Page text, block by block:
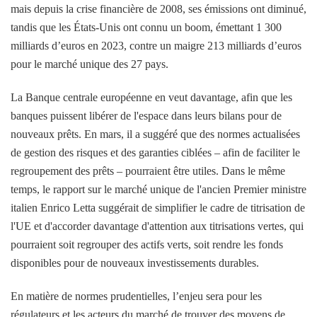
mais depuis la crise financière de 2008, ses émissions ont diminué,
tandis que les États-Unis ont connu un boom, émettant 1 300
milliards d’euros en 2023, contre un maigre 213 milliards d’euros
pour le marché unique des 27 pays.
La Banque centrale européenne en veut davantage, afin que les
banques puissent libérer de l'espace dans leurs bilans pour de
nouveaux prêts. En mars, il a suggéré que des normes actualisées
de gestion des risques et des garanties ciblées – afin de faciliter le
regroupement des prêts – pourraient être utiles. Dans le même
temps, le rapport sur le marché unique de l'ancien Premier ministre
italien Enrico Letta suggérait de simplifier le cadre de titrisation de
l'UE et d'accorder davantage d'attention aux titrisations vertes, qui
pourraient soit regrouper des actifs verts, soit rendre les fonds
disponibles pour de nouveaux investissements durables.
En matière de normes prudentielles, l’enjeu sera pour les
régulateurs et les acteurs du marché de trouver des moyens de